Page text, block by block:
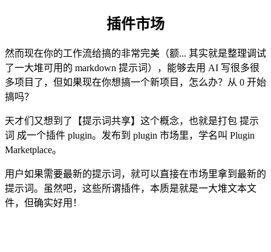
插件市场
然而现在你的工作流给搞的非常完美（额... 其实就是整理调试
了一大堆可用的 markdown 提示词），能够去用 AI 写很多很
多项目了，但如果现在你想搞一个新项目，怎么办？从 0 开始
搞吗？
天才们又想到了【提示词共享】这个概念，也就是打包 提示
词 成一个插件 plugin。发布到 plugin 市场里，学名叫 Plugin
Marketplace。
用户如果需要最新的提示词，就可以直接在市场里拿到最新的
提示词。虽然吧，这些所谓插件，本质是就是一大堆文本文
件，但确实好用！